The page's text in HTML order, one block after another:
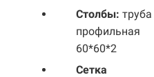
Столбы: труба
профильная
60*60*2
Сетка